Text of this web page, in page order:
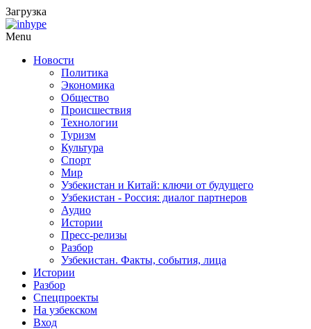
Загрузка
Menu
Новости
Политика
Экономика
Общество
Происшествия
Технологии
Туризм
Культура
Спорт
Мир
Узбекистан и Китай: ключи от будущего
Узбекистан - Россия: диалог партнеров
Аудио
Истории
Пресс-релизы
Разбор
Узбекистан. Факты, события, лица
Истории
Разбор
Спецпроекты
На узбекском
Вход